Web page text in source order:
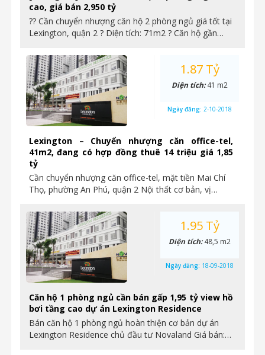
cao, giá bán 2,950 tỷ
?? Cần chuyển nhượng căn hộ 2 phòng ngủ giá tốt tại
Lexington, quận 2 ? Diện tích: 71m2 ? Căn hộ gần…
Lexington – Chuyển nhượng căn office-tel,
41m2, đang có hợp đồng thuê 14 triệu giá 1,85
tỷ
Cần chuyển nhượng căn office-tel, mặt tiền Mai Chí
Thọ, phường An Phú, quận 2 Nội thất cơ bản, vị…
1.87 Tỷ
Diện tích:41 m2
Ngày đăng: 2-10-2018
Căn hộ 1 phòng ngủ cần bán gấp 1,95 tỷ view hồ
bơi tầng cao dự án Lexington Residence
Bán căn hộ 1 phòng ngủ hoàn thiện cơ bản dự án
Lexington Residence chủ đầu tư Novaland Giá bán:…
1.95 Tỷ
Diện tích:48,5 m2
Ngày đăng: 18-09-2018